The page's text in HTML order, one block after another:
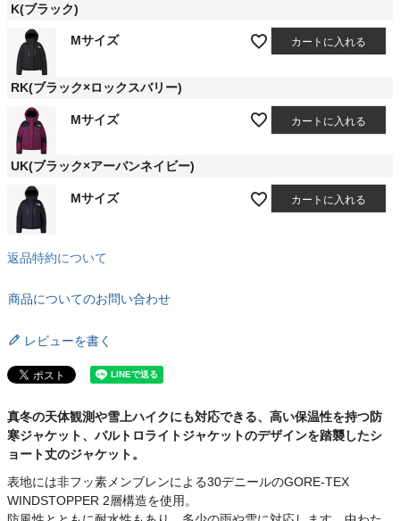
K(ブラック)
Mサイズ カートに入れる
RK(ブラック×ロックスバリー)
Mサイズ カートに入れる
UK(ブラック×アーバンネイビー)
Mサイズ カートに入れる
返品特約について
商品についてのお問い合わせ
レビューを書く
真冬の天体観測や雪上ハイクにも対応できる、高い保温性を持つ防
寒ジャケット、バルトロライトジャケットのデザインを踏襲したシ
ョート丈のジャケット。
表地には非フッ素メンブレンによる30デニールのGORE-TEX
WINDSTOPPER 2層構造を使用。